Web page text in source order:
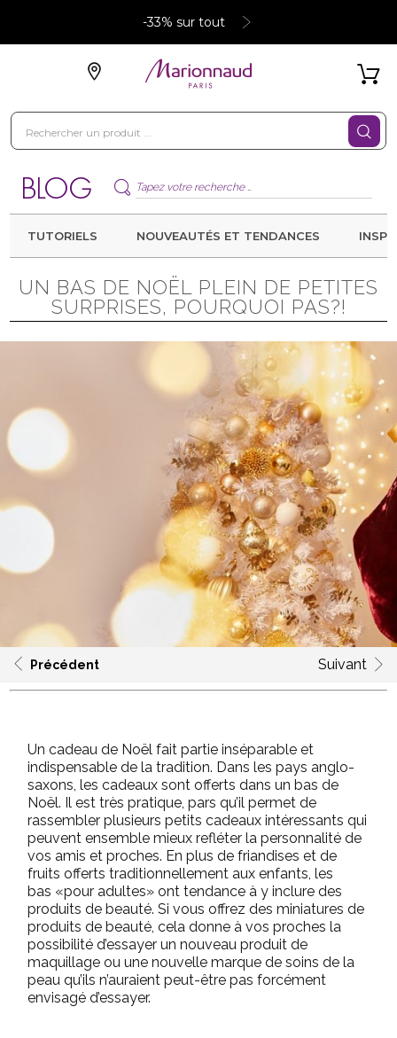
-33% sur tout
TUTORIELS NOUVEAUTÉS ET TENDANCES
UN BAS DE NOËL PLEIN DE PETITES
SURPRISES, POURQUOI PAS?!
Précédent Suivant
Un cadeau de Noël fait partie inséparable et
indispensable de la tradition. Dans les pays anglo-
saxons, les cadeaux sont offerts dans un bas de
Noël. Il est très pratique, pars qu’il permet de
rassembler plusieurs petits cadeaux intéressants qui
peuvent ensemble mieux refléter la personnalité de
vos amis et proches. En plus de friandises et de
fruits offerts traditionnellement aux enfants, les
bas «pour adultes» ont tendance à y inclure des
produits de beauté. Si vous offrez des miniatures de
produits de beauté, cela donne à vos proches la
possibilité d’essayer un nouveau produit de
maquillage ou une nouvelle marque de soins de la
peau qu’ils n’auraient peut-être pas forcément
envisagé d’essayer.